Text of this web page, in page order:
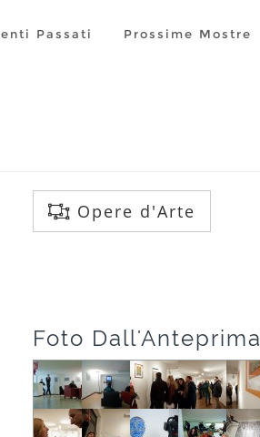
Passati Prossime Mostre
Opere d'Arte
Foto Dall'Anteprima